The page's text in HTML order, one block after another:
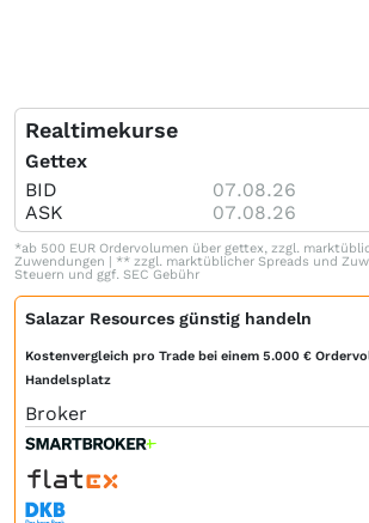
Realtimekurse
Gettex
BID 07.08.26
ASK
07.08.26
*ab 500 EUR Ordervolumen über gettex, zzgl.
Zuwendungen | ** zzgl. marktüblicher Spreads und
Steuern und ggf. SEC Gebühr
Salazar Resources günstig handeln
Kostenvergleich pro Trade bei einem 5.000 €
Handelsplatz
Broker